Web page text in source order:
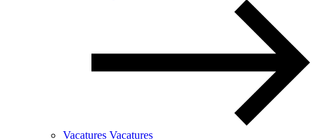
Vacatures Vacatures